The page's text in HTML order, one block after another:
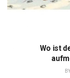
Wo ist
BY